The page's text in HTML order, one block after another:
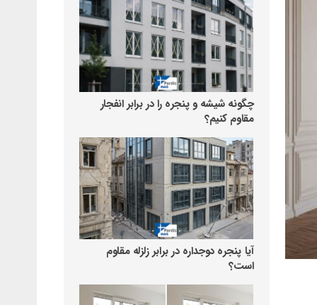
چگونه شیشه و پنجره را در برابر انفجار
مقاوم کنیم؟
آیا پنجره دوجداره در برابر زلزله مقاوم
است؟